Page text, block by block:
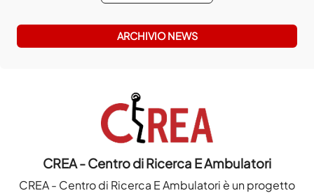
ARCHIVIO NEWS
CREA - Centro di Ricerca E Ambulatori
CREA - Centro di Ricerca E Ambulatori è un progetto